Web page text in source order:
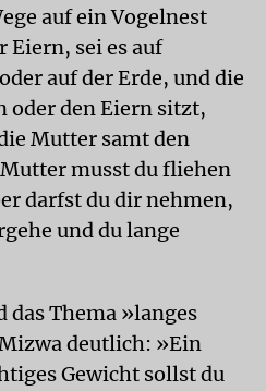
auf ein Vogelnest
sei es auf
auf der Erde, und die
oder den Eiern sitzt,
Mutter samt den
musst du fliehen
darfst du dir nehmen,
und du lange
Thema »langes
deutlich: »Ein
Gewicht sollst du